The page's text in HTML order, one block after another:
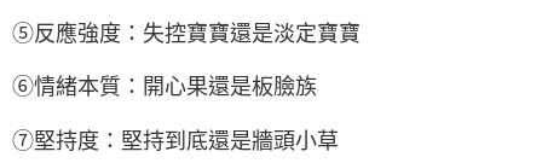
⑤反應強度：失控寶寶還是淡定寶寶
⑥情緒本質：開心果還是板臉族
⑦堅持度：堅持到底還是牆頭小草